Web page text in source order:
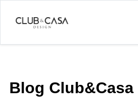
Blog Club&Casa